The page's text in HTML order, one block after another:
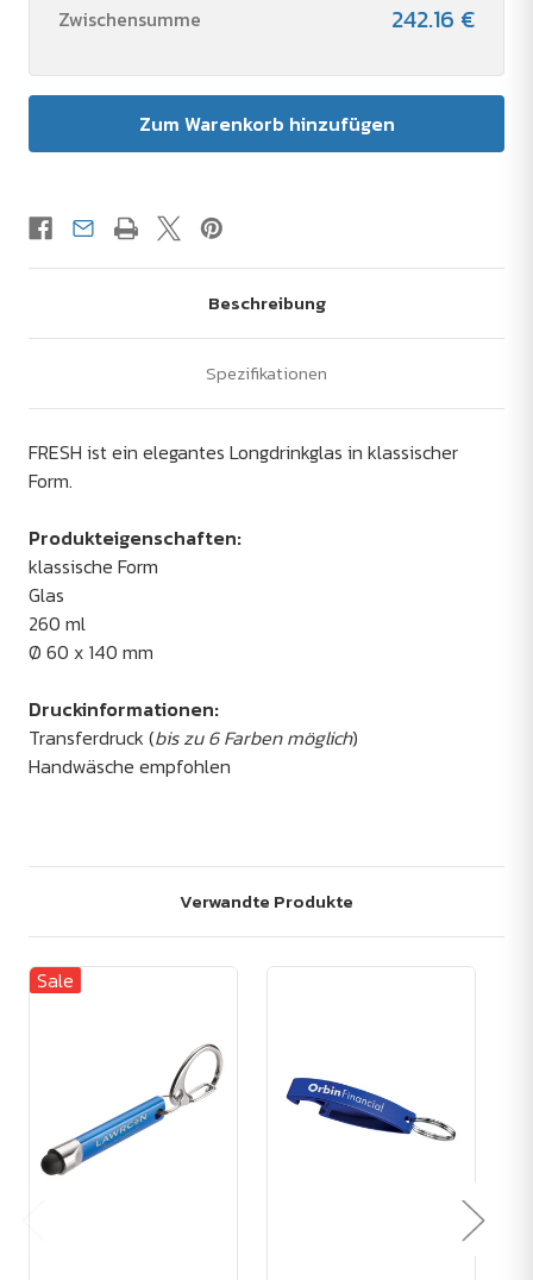
Zwischensumme 242.16 €
Beschreibung
Spezifikationen
FRESH ist ein elegantes Longdrinkglas in klassischer
Form.
Produkteigenschaften:
klassische Form
Glas
260 ml
Ø 60 x 140 mm
Druckinformationen:
Transferdruck (bis zu 6 Farben möglich)
Handwäsche empfohlen
Verwandte Produkte
Sale